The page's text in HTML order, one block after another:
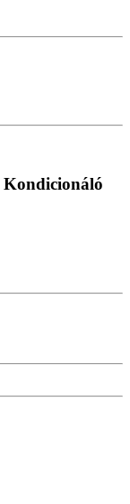
Kondicionáló